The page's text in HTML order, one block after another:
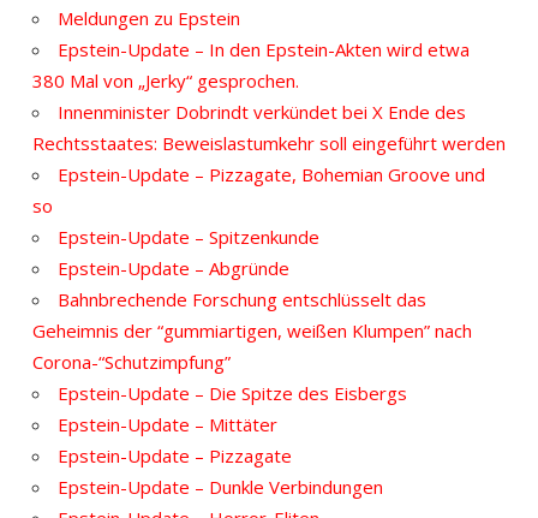
Meldungen zu Epstein
Epstein-Update – In den Epstein-Akten wird etwa
380 Mal von „Jerky“ gesprochen.
Innenminister Dobrindt verkündet bei X Ende des
Rechtsstaates: Beweislastumkehr soll eingeführt werden
Epstein-Update – Pizzagate, Bohemian Groove und
so
Epstein-Update – Spitzenkunde
Epstein-Update – Abgründe
Bahnbrechende Forschung entschlüsselt das
Geheimnis der “gummiartigen, weißen Klumpen” nach
Corona-“Schutzimpfung”
Epstein-Update – Die Spitze des Eisbergs
Epstein-Update – Mittäter
Epstein-Update – Pizzagate
Epstein-Update – Dunkle Verbindungen